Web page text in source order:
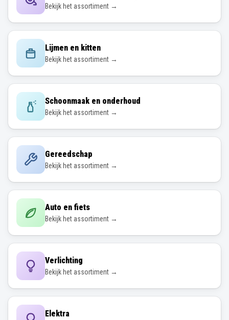
Bekijk het assortiment →
Lijmen en kitten
Bekijk het assortiment →
Schoonmaak en onderhoud
Bekijk het assortiment →
Gereedschap
Bekijk het assortiment →
Auto en fiets
Bekijk het assortiment →
Verlichting
Bekijk het assortiment →
Elektra